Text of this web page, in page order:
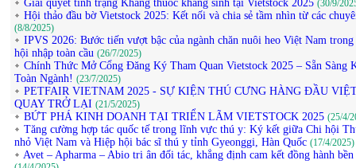
Giải quyết tình trạng Kháng thuốc kháng sinh tại Vietstock 2025 (30/9/
Hội thảo đầu bờ Vietstock 2025: Kết nối và chia sẻ tầm nhìn từ các
(8/8/2025)
IPVS 2026: Bước tiến vượt bậc của ngành chăn nuôi heo Việt Nam
hội nhập toàn cầu (26/7/2025)
Chính Thức Mở Cổng Đăng Ký Tham Quan Vietstock 2025 – Sẵn Sàng
Toàn Ngành! (23/7/2025)
PETFAIR VIETNAM 2025 - SỰ KIỆN THÚ CƯNG HÀNG ĐẦU
QUAY TRỞ LẠI (21/5/2025)
BỨT PHÁ KINH DOANH TẠI TRIỂN LÃM VIETSTOCK 2025 (25/4/
Tăng cường hợp tác quốc tế trong lĩnh vực thú y: Ký kết giữa Chi hội
nhỏ Việt Nam và Hiệp hội bác sĩ thú y tỉnh Gyeonggi, Hàn Quốc (17/4/2025)
Avet – Apharma – Abio tri ân đối tác, khẳng định cam kết đồng hành